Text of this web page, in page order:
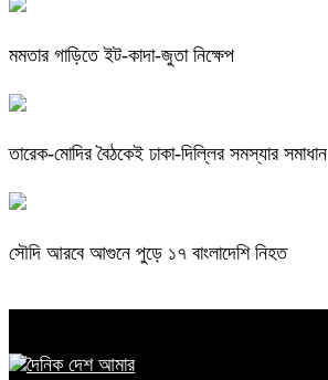
মমতার গাড়িতে ইট-কাদা-জুতা নিক্ষেপ
তারেক-মোদির বৈঠকেই ঢাকা-দিল্লির সমস্যার সমাধান
সৌদি আরবে আগুনে পুড়ে ১৭ বাংলাদেশি নিহত